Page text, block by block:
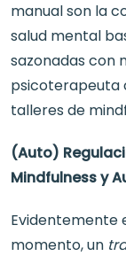
manual son la
salud mental
sazonadas con
psicoterapeuta
talleres de
(Auto)
Mindfulness y
Evidentemente
momento, un